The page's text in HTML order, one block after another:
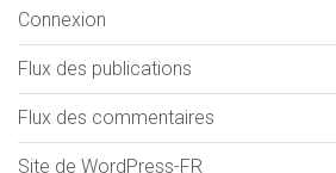
Connexion
Flux des publications
Flux des commentaires
Site de WordPress-FR